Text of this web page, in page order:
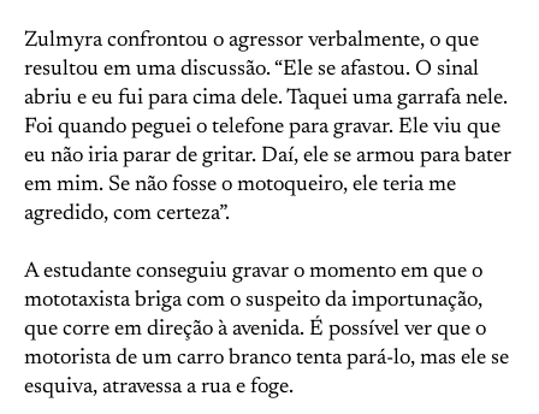
Zulmyra confrontou o agressor verbalmente, o que
resultou em uma discussão. “Ele se afastou. O sinal
abriu e eu fui para cima dele. Taquei uma garrafa nele.
Foi quando peguei o telefone para gravar. Ele viu que
eu não iria parar de gritar. Daí, ele se armou para bater
em mim. Se não fosse o motoqueiro, ele teria me
agredido, com certeza”.
A estudante conseguiu gravar o momento em que o
mototaxista briga com o suspeito da importunação,
que corre em direção à avenida. É possível ver que o
motorista de um carro branco tenta pará-lo, mas ele se
esquiva, atravessa a rua e foge.